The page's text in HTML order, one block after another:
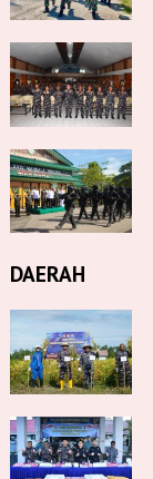
DAERAH